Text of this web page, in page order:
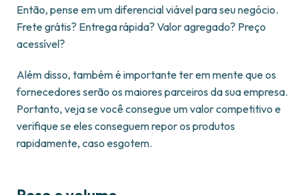
Então, pense em um diferencial viável para seu negócio.
Frete grátis? Entrega rápida? Valor agregado? Preço
acessível?
Além disso, também é importante ter em mente que os
fornecedores serão os maiores parceiros da sua empresa.
Portanto, veja se você consegue um valor competitivo e
verifique se eles conseguem repor os produtos
rapidamente, caso esgotem.